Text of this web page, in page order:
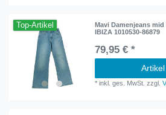
Top-Artikel
Mavi Damenjeans
IBIZA 1010530-86879
79,95 € *
*inkl. ges. MwSt. zzgl.